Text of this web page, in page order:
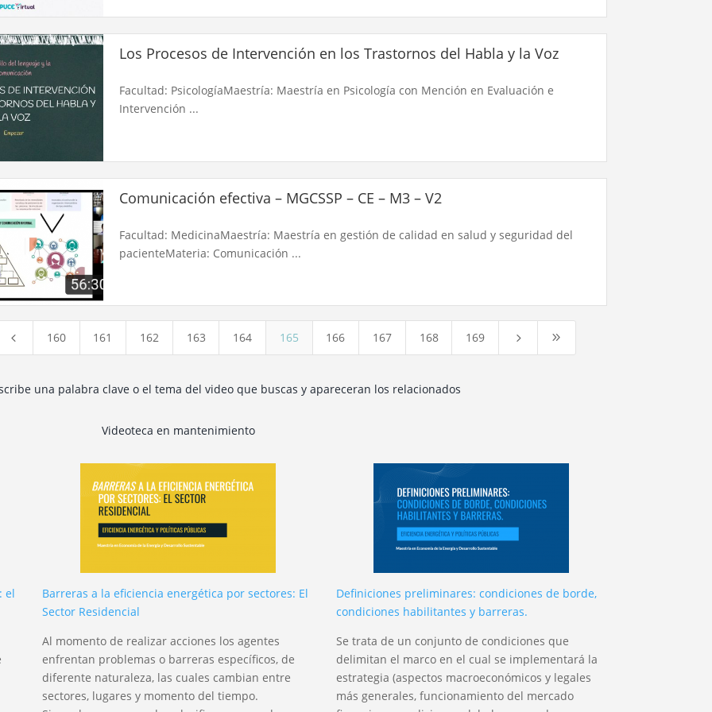
Los Procesos de Intervención en los Trastornos del Habla y la Voz
Facultad: PsicologíaMaestría: Maestría en Psicología con Mención en Evaluación e
Intervención ...
Comunicación efectiva – MGCSSP – CE – M3 – V2
Facultad: MedicinaMaestría: Maestría en gestión de calidad en salud y seguridad del
pacienteMateria: Comunicación ...
4 160 161 162 163 164 165 166 167 168 169 5 9
una palabra clave o el tema del video que buscas y apareceran los relacionados
Videoteca en mantenimiento
el
Barreras a la eficiencia energética por sectores: El
Sector Residencial
Al momento de realizar acciones los agentes
enfrentan problemas o barreras específicos, de
diferente naturaleza, las cuales cambian entre
sectores, lugares y momento del tiempo.
Definiciones preliminares: condiciones de borde,
condiciones habilitantes y barreras.
Se trata de un conjunto de condiciones que
delimitan el marco en el cual se implementará la
estrategia (aspectos macroeconómicos y legales
más generales, funcionamiento del mercado